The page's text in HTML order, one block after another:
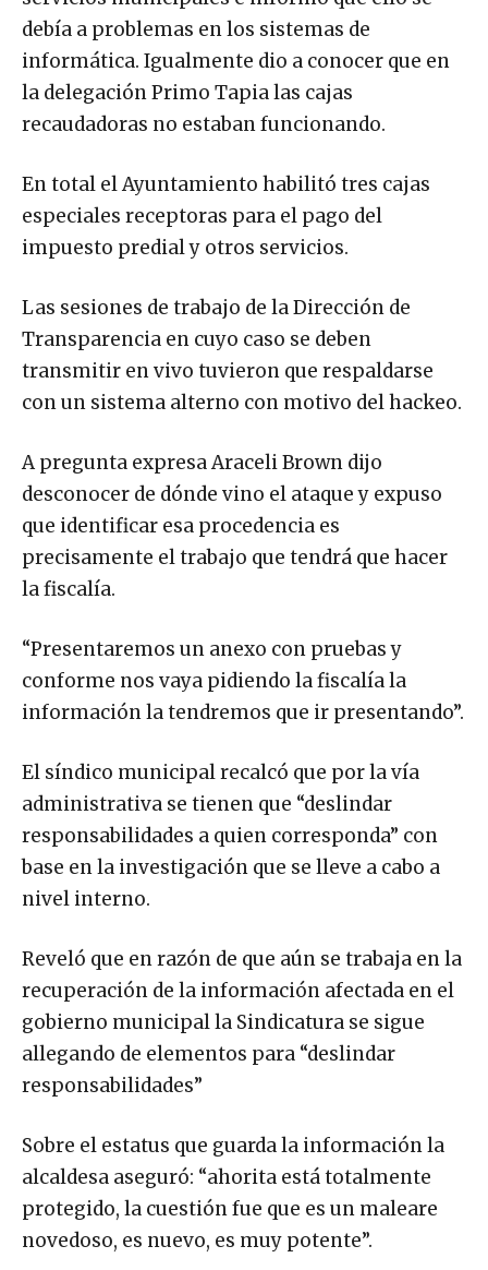
debía a problemas en los sistemas de
informática. Igualmente dio a conocer que en
la delegación Primo Tapia las cajas
recaudadoras no estaban funcionando.
En total el Ayuntamiento habilitó tres cajas
especiales receptoras para el pago del
impuesto predial y otros servicios.
Las sesiones de trabajo de la Dirección de
Transparencia en cuyo caso se deben
transmitir en vivo tuvieron que respaldarse
con un sistema alterno con motivo del hackeo.
A pregunta expresa Araceli Brown dijo
desconocer de dónde vino el ataque y expuso
que identificar esa procedencia es
precisamente el trabajo que tendrá que hacer
la fiscalía.
“Presentaremos un anexo con pruebas y
conforme nos vaya pidiendo la fiscalía la
información la tendremos que ir presentando”.
El síndico municipal recalcó que por la vía
administrativa se tienen que “deslindar
responsabilidades a quien corresponda” con
base en la investigación que se lleve a cabo a
nivel interno.
Reveló que en razón de que aún se trabaja en la
recuperación de la información afectada en el
gobierno municipal la Sindicatura se sigue
allegando de elementos para “deslindar
responsabilidades”
Sobre el estatus que guarda la información la
alcaldesa aseguró: “ahorita está totalmente
protegido, la cuestión fue que es un maleare
novedoso, es nuevo, es muy potente”.